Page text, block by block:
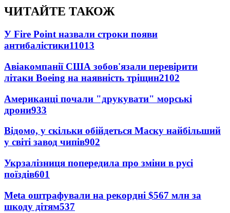
ЧИТАЙТЕ ТАКОЖ
У Fire Point назвали строки появи
антибалістики11013
Авіакомпанії США зобов'язали перевірити
літаки Boeing на наявність тріщин2102
Американці почали "друкувати" морські
дрони933
Відомо, у скільки обійдеться Маску найбільший
у світі завод чипів902
Укрзалізниця попередила про зміни в русі
поїздів601
Meta оштрафували на рекордні $567 млн за
шкоду дітям537